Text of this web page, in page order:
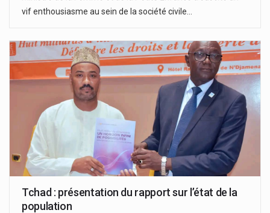
vif enthousiasme au sein de la société civile…
Tchad : présentation du rapport sur l’état de la
population